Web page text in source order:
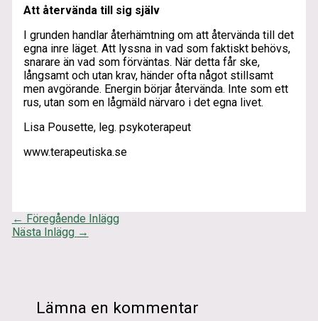
Att återvända till sig själv
I grunden handlar återhämtning om att återvända till det
egna inre läget. Att lyssna in vad som faktiskt behövs,
snarare än vad som förväntas. När detta får ske,
långsamt och utan krav, händer ofta något stillsamt
men avgörande. Energin börjar återvända. Inte som ett
rus, utan som en lågmäld närvaro i det egna livet.
Lisa Pousette, leg. psykoterapeut
www.terapeutiska.se
← Föregående Inlägg
Nästa Inlägg →
Lämna en kommentar